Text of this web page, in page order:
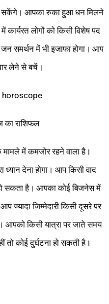
सकेंगे। आपका रुका हुआ धन मिलने
कार्यरत लोगों को किसी विशेष पद
समर्थन में भी इजाफा होगा। आप
लेने से बचें।
horoscope
का राशिफल
में कमजोर रहने वाला है।
ध्यान देना होगा। आप किसी वाद
हो सकता है। आपका कोई बिजनेस में
ज्यादा जिम्मेदारी किसी दूसरे पर
आपको किसी यात्रा पर जाते समय
तो कोई दुर्घटना हो सकती है।